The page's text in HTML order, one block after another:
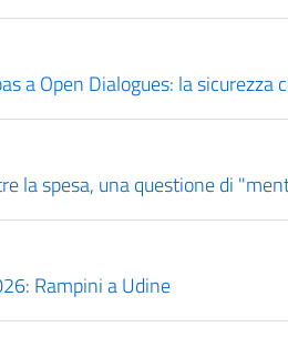
a Open Dialogues: la
la spesa, una questione di
Rampini a Udine